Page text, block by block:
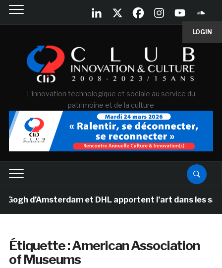
LOGIN
L'innovation technologique et sociale au service du
patrimoine et de la culture
d’Amsterdam et DHL apportent l’art dans les salles
Étiquette :American Association
of Museums